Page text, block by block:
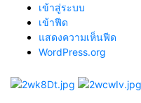
เข้าสู่ระบบ
เข้าฟีด
แสดงความเห็นฟีด
WordPress.org